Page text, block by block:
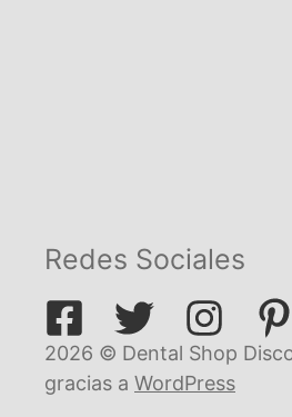
Redes Sociales
2026 © Dental Shop
gracias a WordPress